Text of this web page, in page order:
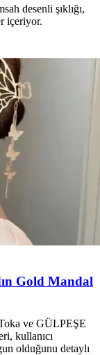
desenli şıklığı,
içeriyor.
Gold Mandal
ve GÜLPEŞE
kullanıcı
olduğunu detaylı